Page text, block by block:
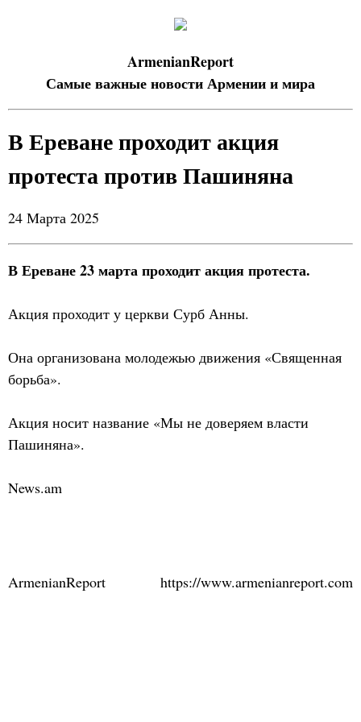
ArmenianReport
Самые важные новости Армении и мира
В Ереване проходит акция
протеста против Пашиняна
24 Марта 2025
В Ереване 23 марта проходит акция протеста.
Акция проходит у церкви Сурб Анны.
Она организована молодежью движения «Священная
борьба».
Акция носит название «Мы не доверяем власти
Пашиняна».
News.am
ArmenianReport https://www.armenianreport.com